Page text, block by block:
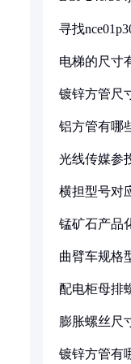
寻找
电梯的尺寸
镀锌方管尺
铝方管有哪
光线传媒参
横担型号对
锰矿石产品
曲臂车规格
配电柜母排
膨胀螺丝尺
镀锌方管有